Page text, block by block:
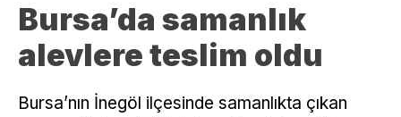
Bursa’da samanlık
alevlere teslim oldu
Bursa’nın İnegöl ilçesinde samanlıkta çıkan